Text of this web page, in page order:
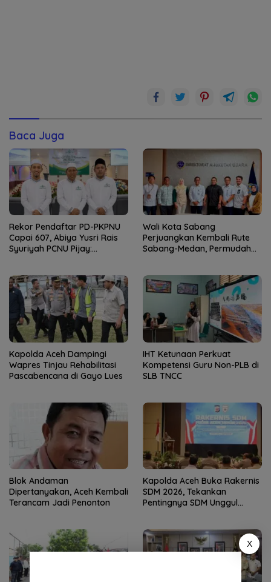
Baca Juga
Rekor Pendaftar PD-PKPNU
Capai 607, Abiya Yusri Rais
Syuriyah PCNU Pijay:
Wali Kota Sabang
Perjuangkan Kembali Rute
Sabang-Medan, Permudah
Kapolda Aceh Dampingi
Wapres Tinjau Rehabilitasi
Pascabencana di Gayo Lues
IHT Ketunaan Perkuat
Kompetensi Guru Non-PLB di
SLB TNCC
Blok Andaman
Dipertanyakan, Aceh Kembali
Terancam Jadi Penonton
Kapolda Aceh Buka Rakernis
SDM 2026, Tekankan
Pentingnya SDM Unggul
X